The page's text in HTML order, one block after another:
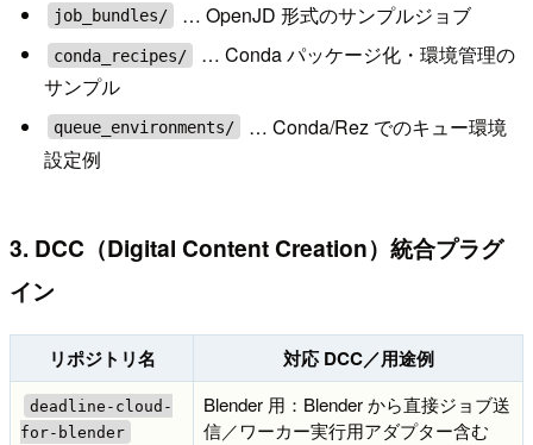
job_bundles/ … OpenJD 形式のサンプルジョブ
conda_recipes/
… Conda パッケージ化・環境管理の
サンプル
queue_environments/
… Conda/Rez でのキュー環境
設定例
3. DCC（Digital Content Creation）統合プラグ
イン
リポジトリ名 対応 DCC／用途例
deadline-cloud-
for-blender
Blender 用：Blender から直接ジョブ送
信／ワーカー実行用アダプター含む